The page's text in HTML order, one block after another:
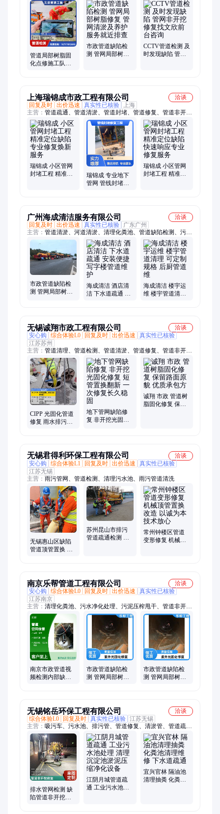
管道局部树脂固
化点修施工队伍
市政管道缺陷检
测 管网局部树脂
CCTV管道检测 及
时发现缺陷 管网
上海瑞锦成市政工程有限公司
洽谈
回复及时 出价迅速 真实性已核验
上海
主营： 管道疏通、管道清淤、管道封堵、管道修复、管道非开挖
修复、非开挖修复技术、高压清洗、疑难管道、工业管道、市政
管道疏通、管道检测、管道堵塞、疏通技术、清理化粪池、清理
污水池、疏通工程服务、全方位管道养护、雨污管道疏通清淤
瑞锦成 小区管网
封堵工程 精准定
瑞锦成 专业地下
管网 管线封堵修
瑞锦成 小区管网
封堵工程 精准定
广州海成清洁服务有限公司
洽谈
回复及时 出价迅速 真实性已核验
广东广州
主营： 管道清淤、河道清淤、清理化粪池、管道缺陷检测、污水
池清理、下水道疏通
市政管道缺陷检
测 管网局部树脂
海成清洁 酒店清
洁 下水道疏通 安
海成清洁 楼宇运
维 楼宇管道清理
无锡诚翔市政工程有限公司
洽谈
安心购
综合体验L0 回复及时 出价迅速
真实性已核验
江苏苏州
主营： 管道清理、管道检测、管道清淤、管道修复、管道非开挖
修复、雨水管道修复、管道局部修复、排水管道清淤清理、管道
CCTV检测、雨污水管道清淤、清淤管道、雨污水管道检测、市
政管道疏通清淤、管道排查、管道QV检测、化粪池清理、清理
污水池、排污池清理、沉淀池清理、废水沉淀池清理、排污池清
淤、污泥处理、雨水管道检测
CIPP 光固化管道
修复 雨水排污管
地下管网缺陷修
复 非开挖光固化
诚翔 市政 管道树
脂固化修复 保留
无锡君得利环保工程有限公司
洽谈
安心购
综合体验L1 回复及时 出价迅速
真实性已核验
江苏无锡
主营： 雨污管网、管道检测、清理污水池、雨污管道清洗
无锡惠山区缺陷
管道顶管置换 管
苏州昆山市排污
管道疏通检测 清
常州钟楼区管道
变形修复 机械顶
南京乐帮管道工程有限公司
洽谈
安心购
综合体验L0 回复及时 出价迅速
真实性已核验
江苏南京
主营： 清理化粪池、污水净化处理、污泥压榨甩干、管道非开挖
修复、管道疏通、疏通下水道、市政管道清淤、管道检测、马桶
疏通
南京市政管道视
频检测内部缺陷
市政管道缺陷检
测 管网局部树脂
市政管道缺陷检
测 管网局部树脂
无锡铭岳环保工程有限公司
洽谈
综合体验L0
回复及时 真实性已核验 江苏无锡
主营： 吸污车、污水池、排污管、管道修复、清淤管、管道疏、
沉淀池、叠螺机、化粪池、管道清理、粪池清理、污泥清理、清
理化粪、污水管道、清洗管道、马桶厕所、清理疏通、抽粪管
道、清淤清洗、清掏管道、淤泥清理、河道清淤、压缩服务、管
道检测、人工湖清
排水管网检测 缺
陷管道非开挖修
江阴月城管道疏
通 工业污水池处
宜兴官林 隔油池
清理抽粪 化粪池